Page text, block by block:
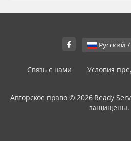
Связь с нами Условия
Авторское право © 2026 Ready
защищены.